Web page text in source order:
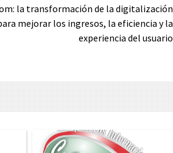
la transformación de la digitalización
mejorar los ingresos, la eficiencia y la
experiencia del usuario